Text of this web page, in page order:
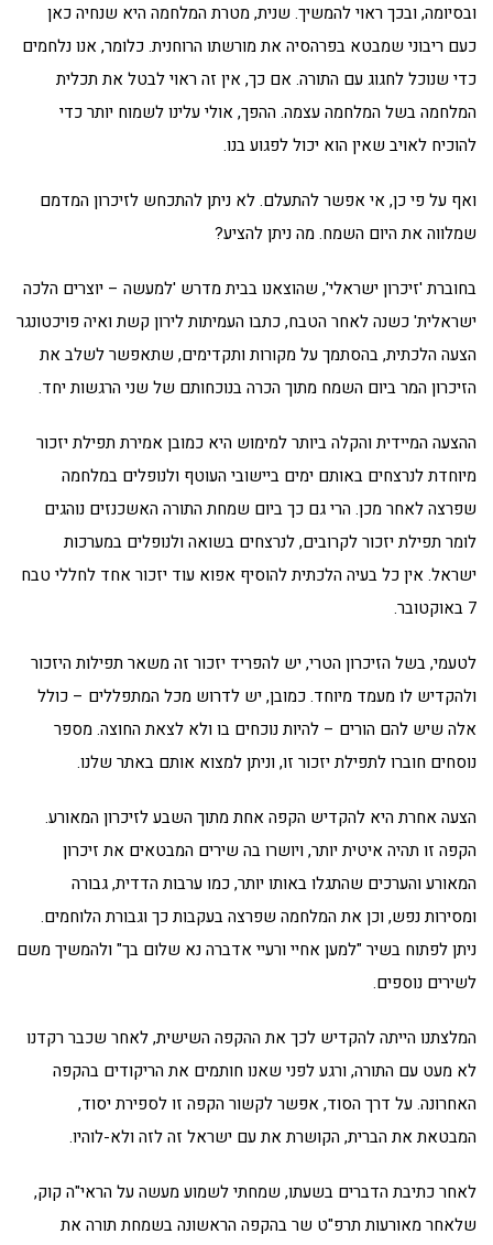
ובסיומה, ובכך ראוי להמשיך. שנית, מטרת המלחמה היא שנחיה כאן
כעם ריבוני שמבטא בפרהסיה את מורשתו הרוחנית. כלומר, אנו נלחמים
כדי שנוכל לחגוג עם התורה. אם כך, אין זה ראוי לבטל את תכלית
המלחמה בשל המלחמה עצמה. ההפך, אולי עלינו לשמוח יותר כדי
להוכיח לאויב שאין הוא יכול לפגוע בנו.
ואף על פי כן, אי אפשר להתעלם. לא ניתן להתכחש לזיכרון המדמם
שמלווה את היום השמח. מה ניתן להציע?
בחוברת 'זיכרון ישראלי', שהוצאנו בבית מדרש 'למעשה – יוצרים הלכה
ישראלית' כשנה לאחר הטבח, כתבו העמיתות לירון קשת ואיה פויכטונגר
הצעה הלכתית, בהסתמך על מקורות ותקדימים, שתאפשר לשלב את
הזיכרון המר ביום השמח מתוך הכרה בנוכחותם של שני הרגשות יחד.
ההצעה המיידית והקלה ביותר למימוש היא כמובן אמירת תפילת יזכור
מיוחדת לנרצחים באותם ימים ביישובי העוטף ולנופלים במלחמה
שפרצה לאחר מכן. הרי גם כך ביום שמחת התורה האשכנזים נוהגים
לומר תפילת יזכור לקרובים, לנרצחים בשואה ולנופלים במערכות
ישראל. אין כל בעיה הלכתית להוסיף אפוא עוד יזכור אחד לחללי טבח
7 באוקטובר.
לטעמי, בשל הזיכרון הטרי, יש להפריד יזכור זה משאר תפילות היזכור
ולהקדיש לו מעמד מיוחד. כמובן, יש לדרוש מכל המתפללים – כולל
אלה שיש להם הורים – להיות נוכחים בו ולא לצאת החוצה. מספר
נוסחים חוברו לתפילת יזכור זו, וניתן למצוא אותם באתר שלנו.
הצעה אחרת היא להקדיש הקפה אחת מתוך השבע לזיכרון המאורע.
הקפה זו תהיה איטית יותר, ויושרו בה שירים המבטאים את זיכרון
המאורע והערכים שהתגלו באותו יותר, כמו ערבות הדדית, גבורה
ומסירות נפש, וכן את המלחמה שפרצה בעקבות כך וגבורת הלוחמים.
ניתן לפתוח בשיר "למען אחיי ורעיי אדברה נא שלום בך" ולהמשיך משם
לשירים נוספים.
המלצתנו הייתה להקדיש לכך את ההקפה השישית, לאחר שכבר רקדנו
לא מעט עם התורה, ורגע לפני שאנו חותמים את הריקודים בהקפה
האחרונה. על דרך הסוד, אפשר לקשור הקפה זו לספירת יסוד,
המבטאת את הברית, הקושרת את עם ישראל זה לזה ולא-לוהיו.
לאחר כתיבת הדברים בשעתו, שמחתי לשמוע מעשה על הראי"ה קוק,
שלאחר מאורעות תרפ"ט שר בהקפה הראשונה בשמחת תורה את